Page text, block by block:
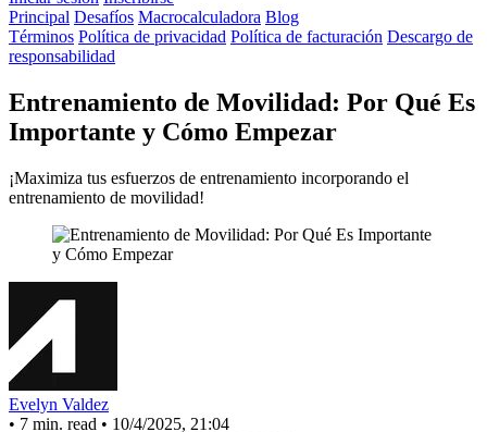
Principal Desafíos Macrocalculadora Blog
Términos Política de privacidad Política de facturación Descargo de
responsabilidad
Entrenamiento de Movilidad: Por Qué Es
Importante y Cómo Empezar
¡Maximiza tus esfuerzos de entrenamiento incorporando el
entrenamiento de movilidad!
Evelyn Valdez
• 7 min. read • 10/4/2025, 21:04